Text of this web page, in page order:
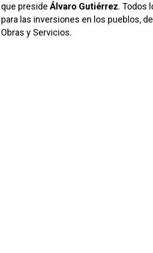
que preside Álvaro Gutiérrez. Todos
para las inversiones en los pueblos,
Obras y Servicios.